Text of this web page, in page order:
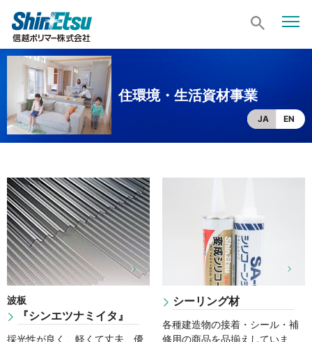
住環境・生活資材事業
JA EN
波板
『シンエツナミイタ』
採光性が良く、軽くて丈夫、優
シーリング材
各種建造物の接着・シール・補
修用の商品を品揃えしていま